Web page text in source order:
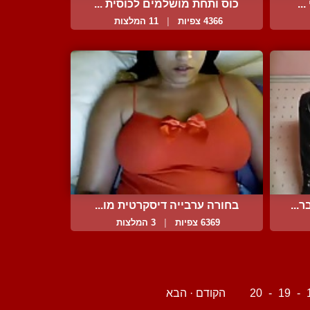
... כוס ותחת מושלמים לכוסית ...
4366 צפיות 11 המלצות
בחורה ערבייה דיסקרטית מו...
6369 צפיות 3 המלצות
-
19
-
20 הקודם · הבא